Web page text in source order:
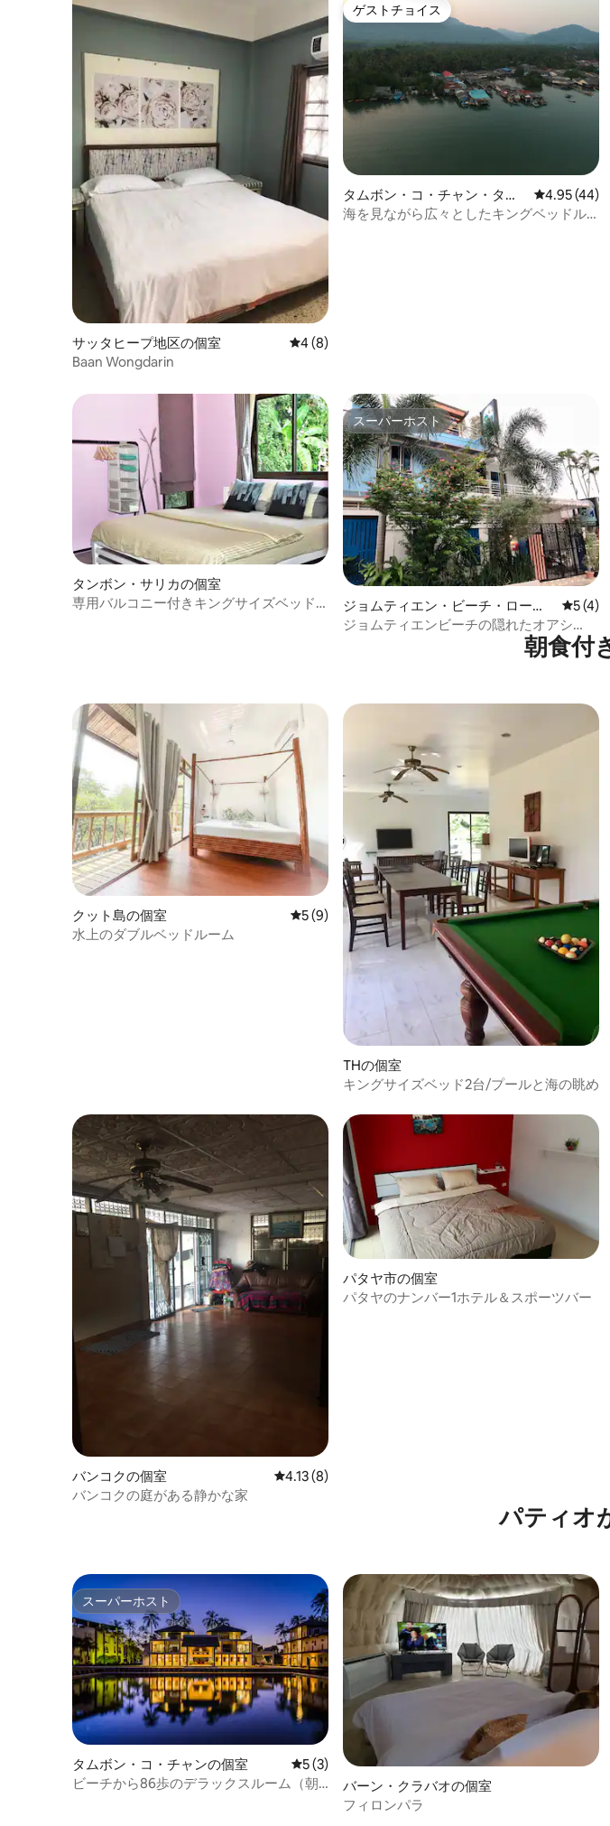
サッタヒープ地区の個室 レビュー8件、5つ星中4つ星の平均評価
4 (8)
Baan Wongdarin
ゲストチョイス
ゲストチョイス
タムボン・コ・チャン・タイ
の個室
レビュー44
4.95 (44)
海を見ながら広々としたキングベッドル
タンボン・サリカの個室
専用バルコニー付きキングサイズベッド
スーパーホスト
スーパーホスト
ジョムティエン・ビーチ・ロード
の個室
レビュ
5 (4)
ジョムティエンビーチの隠れたオアシ
朝食付
クット島の個室 レビュー9件、5つ星中5つ星の平均評価
5 (9)
水上のダブルベッドルーム
THの個室
キングサイズベッド2台/プールと海の眺め
バンコクの個室 レビュー8件、5つ星中4.13つ星の平均評価
4.13 (8)
バンコクの庭がある静かな家
パタヤ市の個室
パタヤのナンバー1ホテル＆スポーツバー
パティオ
スーパーホスト
スーパーホスト
タムボン・コ・チャンの個室 レビュー3件、5つ星中5つ星の平均評価
5 (3)
ビーチから86歩のデラックスルーム（朝
バーン・クラバオの個室
フィロンパラ